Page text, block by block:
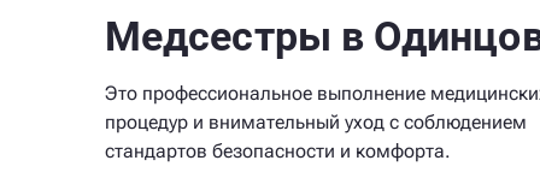
Медсестры в
Это профессиональное выполнение
процедур и внимательный уход с соблюдением
стандартов безопасности и комфорта.